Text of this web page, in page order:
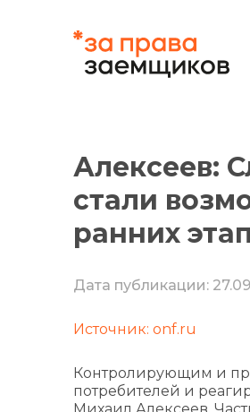
Алексеев:
стали
ранних
Дата публикации:
Источник: onf.ru
Контролирующим и
потребителей и